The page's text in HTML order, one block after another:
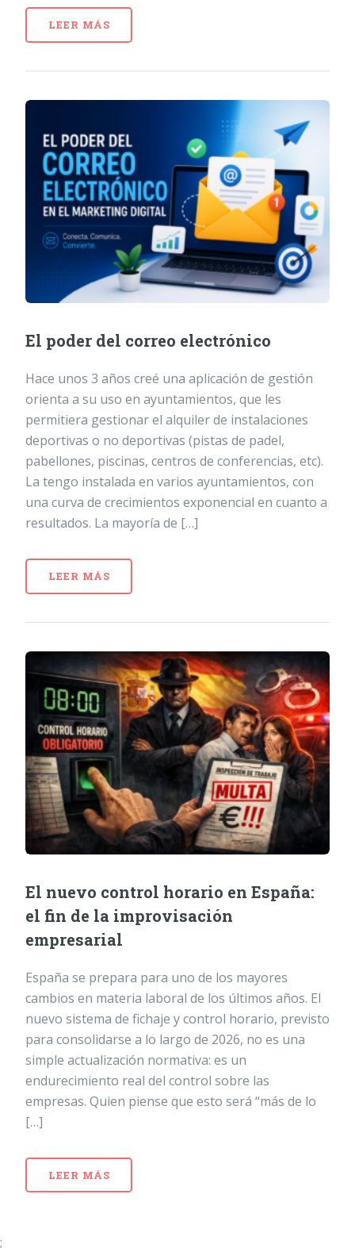
LEER MÁS
El poder del correo electrónico
Hace unos 3 años creé una aplicación de gestión
orienta a su uso en ayuntamientos, que les
permitiera gestionar el alquiler de instalaciones
deportivas o no deportivas (pistas de padel,
pabellones, piscinas, centros de conferencias, etc).
La tengo instalada en varios ayuntamientos, con
una curva de crecimientos exponencial en cuanto a
resultados. La mayoría de […]
LEER MÁS
El nuevo control horario en España:
el fin de la improvisación
empresarial
España se prepara para uno de los mayores
cambios en materia laboral de los últimos años. El
nuevo sistema de fichaje y control horario, previsto
para consolidarse a lo largo de 2026, no es una
simple actualización normativa: es un
endurecimiento real del control sobre las
empresas. Quien piense que esto será “más de lo
[…]
LEER MÁS
;